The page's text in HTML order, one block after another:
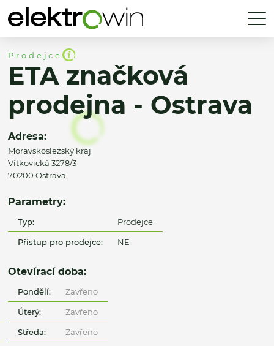
Prodejce
ETA značková
prodejna - Ostrava
Adresa:
Moravskoslezský kraj
Vítkovická 3278/3
70200 Ostrava
Parametry:
Typ: Prodejce
Přístup pro prodejce: NE
Otevírací doba:
Pondělí: Zavřeno
Úterý: Zavřeno
Středa: Zavřeno